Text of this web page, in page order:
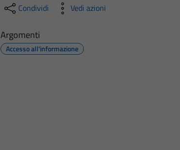
Condividi Vedi azioni
Argomenti
Accesso all'informazione